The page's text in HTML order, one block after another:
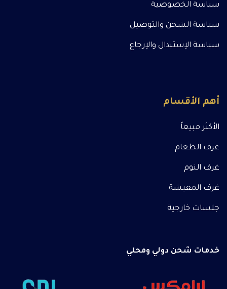
سياسة الخصوصية
سياسة الشحن والتوصيل
سياسة الإستبدال والإرجاع
أهم الأقسام
الأكثر مبيعاً
غرف الطعام
غرف النوم
غرف المعيشة
جلسات خارجية
خدمات شحن دولي ومحلي